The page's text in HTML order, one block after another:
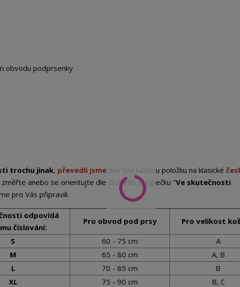
obvodu podprsenky
trochu jinak, převedli jsme pro Vás každou položku na klasické
anebo se orientujte dle druhého sloupečku "Ve skutečnosti
pro Vás připravili.
odpovídá
číslování:
Pro obvod pod prsy Pro velikost
S 60 - 75 cm
A
M 65 - 80 cm
A, B
L 70 - 85 cm
B
XL 75 - 90 cm
B, C